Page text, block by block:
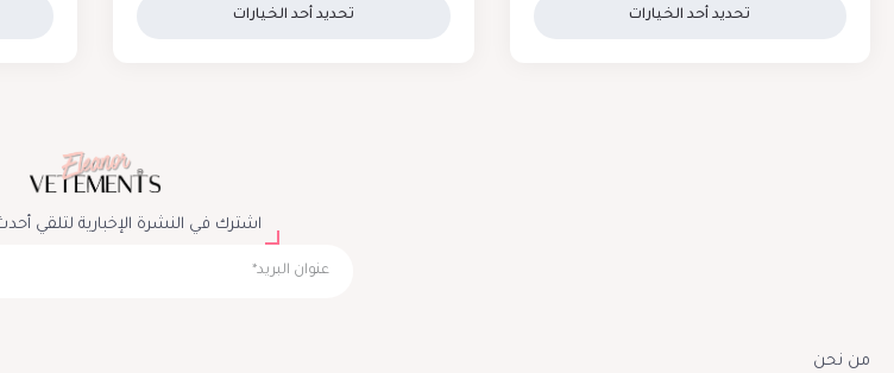
تحديد أحد الخيارات تحديد أحد الخيارات
اشترك في النشرة الإخبارية لتلقي
من نحن